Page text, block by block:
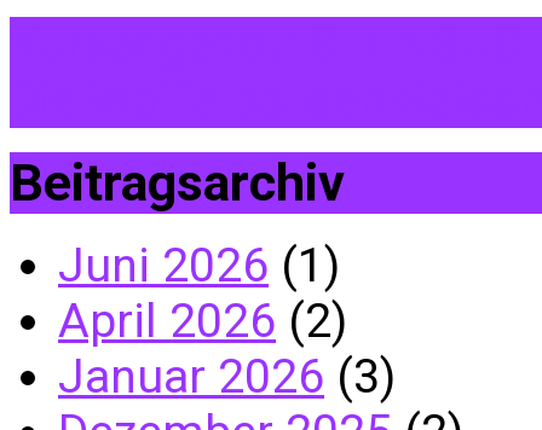
Beitragsarchiv
Juni 2026 (1)
April 2026 (2)
Januar 2026 (3)